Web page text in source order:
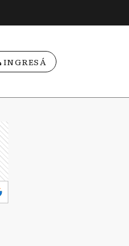
INGRESÁ